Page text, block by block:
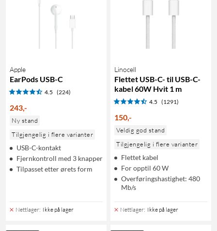
Apple
EarPods USB-C
4.5 (224)
243,-
Ny stand
Tilgjengelig i flere varianter
USB-C-kontakt
Fjernkontroll med 3 knapper
Tilpasset etter ørets form
Nettlager: Ikke på lager
Linocell
Flettet USB-C- til USB-C-
kabel 60W Hvit 1 m
4.5 (1291)
150,-
Veldig god stand
Tilgjengelig i flere varianter
Flettet kabel
For opptil 60 W
Overføringshastighet: 480
Mb/s
Nettlager: Ikke på lager